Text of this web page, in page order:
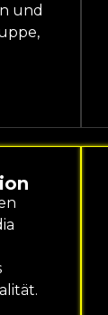
und